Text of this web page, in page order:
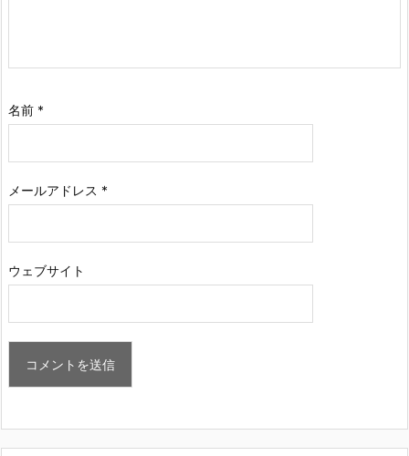
名前 *
メールアドレス *
ウェブサイト